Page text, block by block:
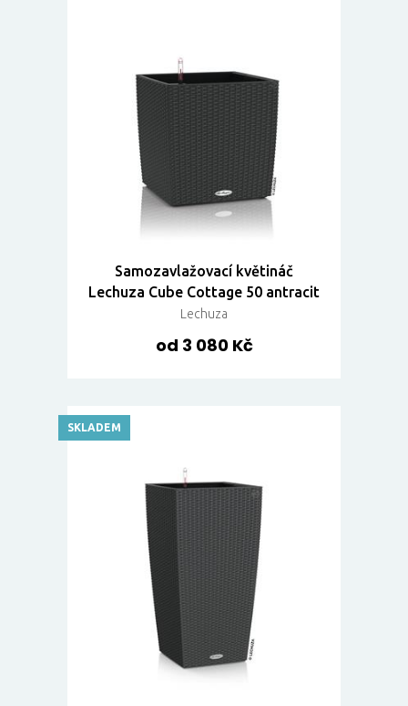
Samozavlažovací květináč
Lechuza Cube Cottage 50 antracit
Lechuza
od 3 080 Kč
SKLADEM